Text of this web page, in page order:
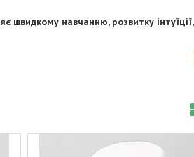
швидкому навчанню, розвитку інтуїції,